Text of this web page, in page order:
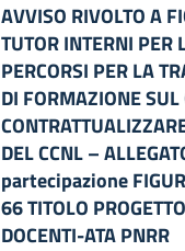
AVVISO RIVOLTO A
TUTOR INTERNI PER
PERCORSI PER LA
DI FORMAZIONE
DEL CCNL –
partecipazione
66 TITOLO
DOCENTI-ATA PNRR